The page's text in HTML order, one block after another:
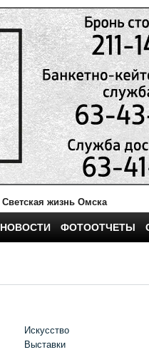
Светская жизнь Омска
НОВОСТИ ФОТООТЧЕТЫ
Искусство
Выставки